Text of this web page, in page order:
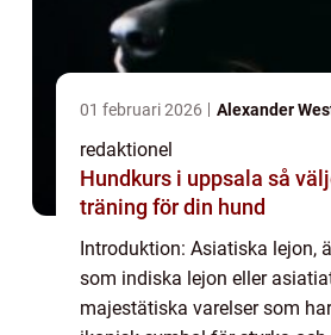
01 februari 2026 Alexander
redaktionel
Hundkurs i uppsala så väljer du rätt
träning för din hund
Introduktion: Asiatiska lejon,
som indiska lejon eller
majestätiska varelser som